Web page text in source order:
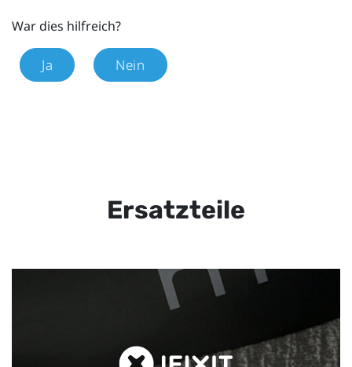
War dies hilfreich?
Ja Nein
Ersatzteile